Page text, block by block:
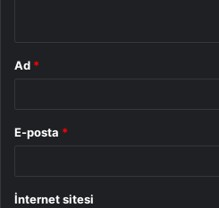
Ad *
E-posta *
İnternet sitesi